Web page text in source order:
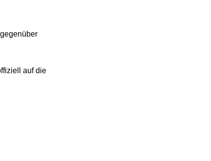
auf die